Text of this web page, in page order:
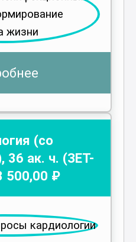
(со
, 36 ак. ч. (ЗЕТ-
500,00 ₽